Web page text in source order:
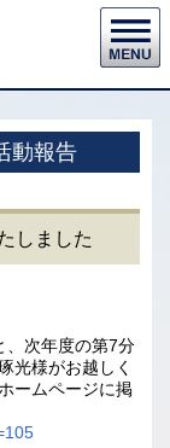
動報告
しました
、次年度の第7分
光様がお越しく
ームページに掲